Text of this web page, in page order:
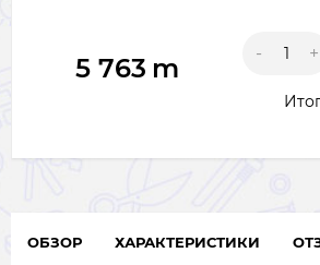
5 763 m - +
ОБЗОР ХАРАКТЕРИСТИКИ